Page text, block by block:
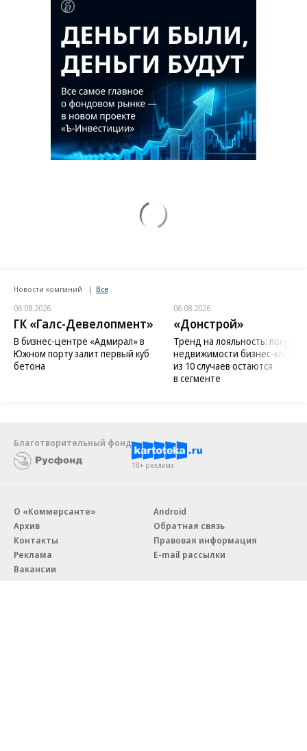
Новости компаний Все
06.08.2026
ГК «Галс-Девелопмент»
В бизнес-центре «Адмирал» в
Южном порту залит первый куб
бетона
06.08.2026
«Донстрой»
Тренд на лояльность:
недвижимости бизнес-класса
из 10 случаев остаются
в сегменте
Благотворительный фонд
18+ реклама
О «Коммерсанте»
Архив
Контакты
Реклама
Вакансии
Android
Обратная связь
Правовая информация
E-mail рассылки